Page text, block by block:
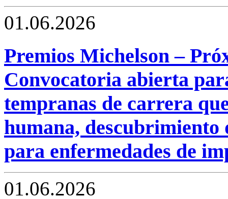
01.06.2026
Premios Michelson –
Convocatoria abierta
tempranas de carrera
humana, descubrimiento
para enfermedades de
01.06.2026